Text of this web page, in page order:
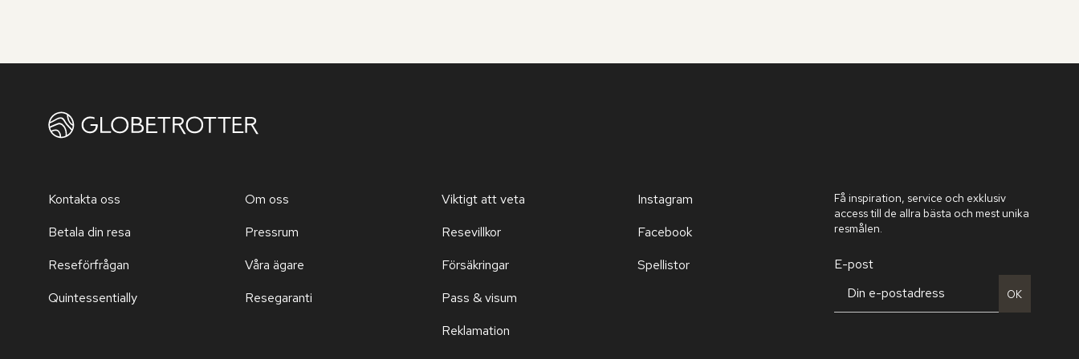
Kontakta oss
Betala din resa
Reseförfrågan
Quintessentially
Om oss
Pressrum
Våra ägare
Resegaranti
Viktigt att veta
Resevillkor
Försäkringar
Pass & visum
Reklamation
Instagram
Facebook
Spellistor
Få inspiration, service och exklusiv
access till de allra bästa och mest unika
resmålen.
E-post
OK